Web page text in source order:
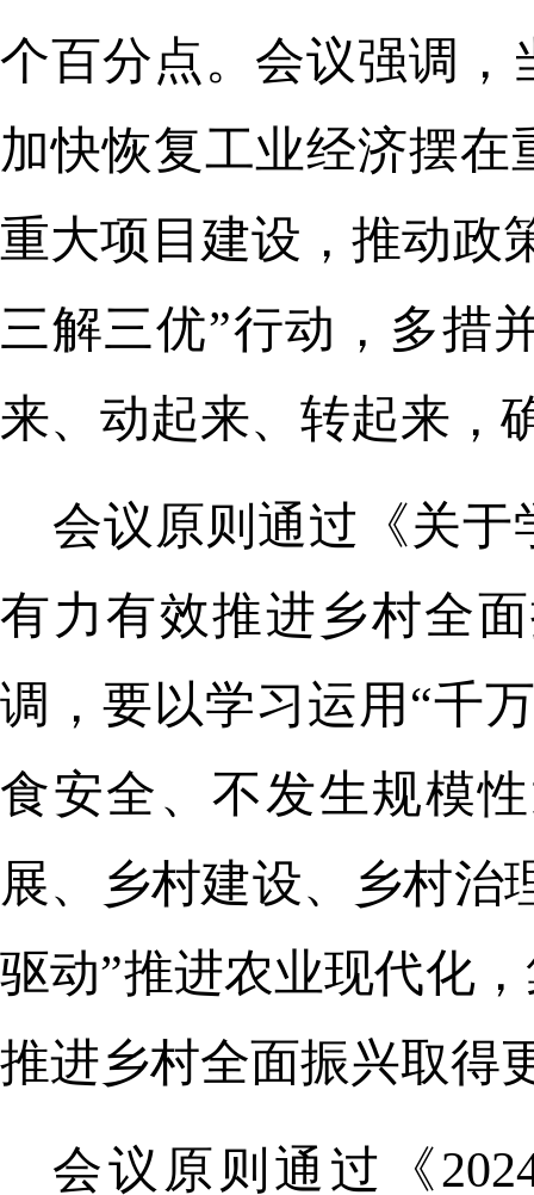
个百分点。会议强调，
加快恢复工业经济摆
重大项目建设，推动政
三解三优”行动，多措
来、动起来、转起来，
会议原则通过《关于
有力有效推进乡村全
调，要以学习运用“千
食安全、不发生规模
展、乡村建设、乡村治
驱动”推进农业现代化
推进乡村全面振兴取得
会议原则通过《